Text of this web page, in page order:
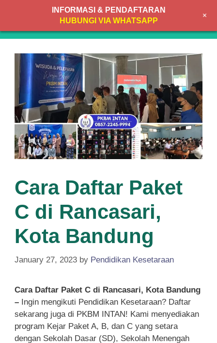
content
Cara Daftar Paket
C di Rancasari,
Kota Bandung
January 27, 2023 by Pendidikan Kesetaraan
Cara Daftar Paket C di Rancasari, Kota Bandung
– Ingin mengikuti Pendidikan Kesetaraan? Daftar
sekarang juga di PKBM INTAN! Kami menyediakan
program Kejar Paket A, B, dan C yang setara
dengan Sekolah Dasar (SD), Sekolah Menengah
INFORMASI & PENDAFTARAN
HUBUNGI VIA WHATSAPP
+